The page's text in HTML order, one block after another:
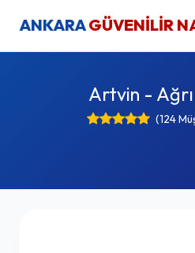
ANKARAGÜVENİLİR
Artvin -
(124